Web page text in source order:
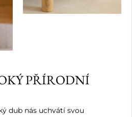
PŘÍRODNÍ
dub nás uchvátí svou